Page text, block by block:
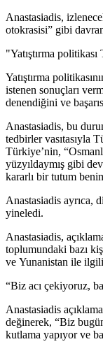
Anastasiadis,
otokrasisi” gibi
"Yatıştırma
Yatıştırma
istenen sonuçları
denendiğini ve
Anastasiadis, bu
tedbirler vasıtasıyla
Türkiye’nin,
yüzyıldaymış gibi
kararlı bir tutum
Anastasiadis ayrıca,
yineledi.
Anastasiadis,
toplumundaki bazı
ve Yunanistan ile
“Biz acı çekiyoruz,
Anastasiadis
değinerek, “Biz bugün
kutlama yapıyor ve